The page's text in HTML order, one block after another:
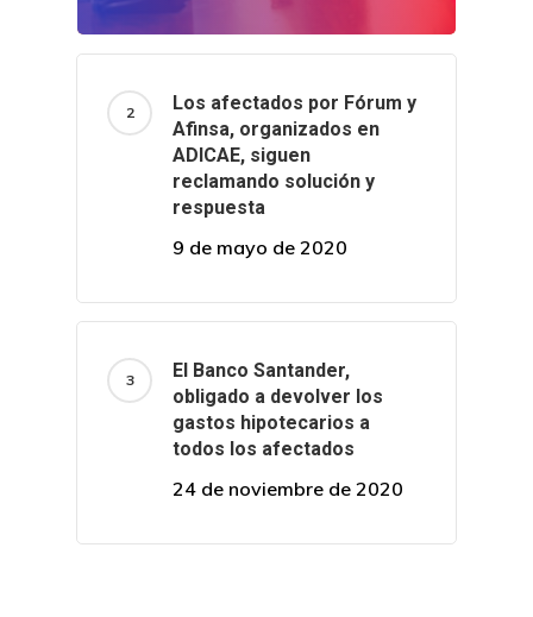
Los afectados por Fórum y
Afinsa, organizados en
ADICAE, siguen
reclamando solución y
respuesta
9 de mayo de 2020
El Banco Santander,
obligado a devolver los
gastos hipotecarios a
todos los afectados
24 de noviembre de 2020